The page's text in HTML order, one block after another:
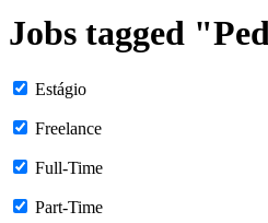
Jobs tagged
Estágio
Freelance
Full-Time
Part-Time